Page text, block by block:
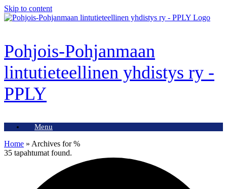
Skip to content
Pohjois-Pohjanmaan
lintutieteellinen yhdistys ry -
PPLY
Menu
Home » Archives for %
35 tapahtumat found.